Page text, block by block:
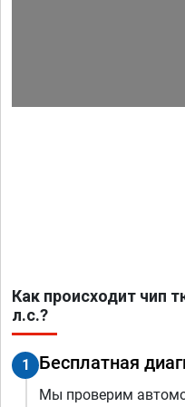
Как происходит чип
л.с.?
1 Бесплатная
Мы проверим